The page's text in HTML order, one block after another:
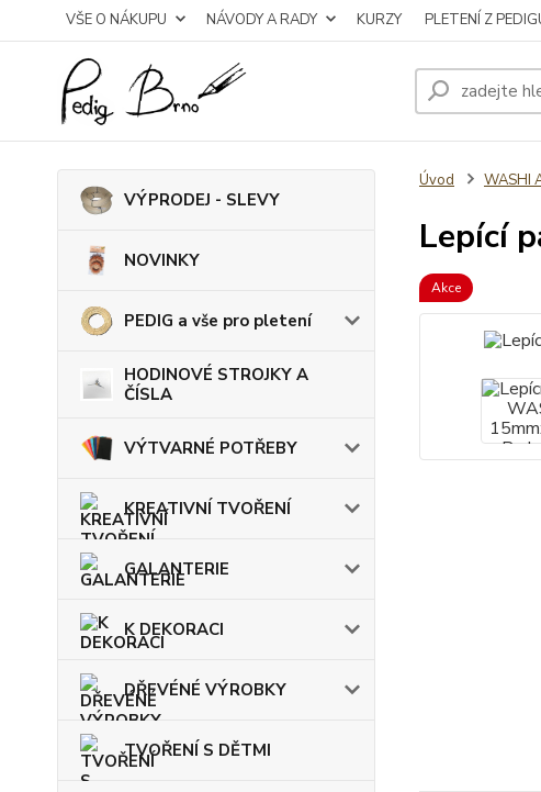
VŠE O NÁKUPU NÁVODY A RADY KURZY PLETENÍ Z
VÝPRODEJ - SLEVY
NOVINKY
PEDIG a vše pro pletení
HODINOVÉ STROJKY A
ČÍSLA
VÝTVARNÉ POTŘEBY
KREATIVNÍ TVOŘENÍ
GALANTERIE
K DEKORACI
DŘEVÉNÉ VÝROBKY
TVOŘENÍ S DĚTMI
Úvod WASHI
Lepící
Akce